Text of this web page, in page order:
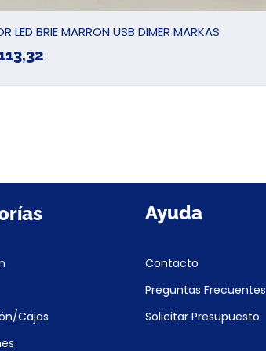
LED BRIE MARRON USB DIMER MARKAS
Cajas
Ayuda
Contacto
Preguntas Frecuentes
Solicitar Presupuesto